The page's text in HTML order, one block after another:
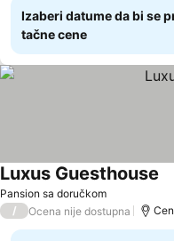
Izaberi datume da bi se
tačne cene
Pansion sa doručkom
Luxus Guesthouse
/ Ocena nije dostupna